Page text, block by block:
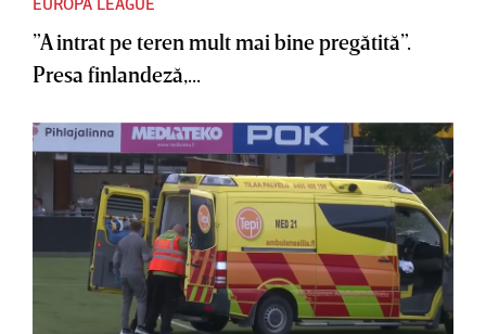
”A intrat pe teren mult mai bine pregătită”.
Presa finlandeză,...